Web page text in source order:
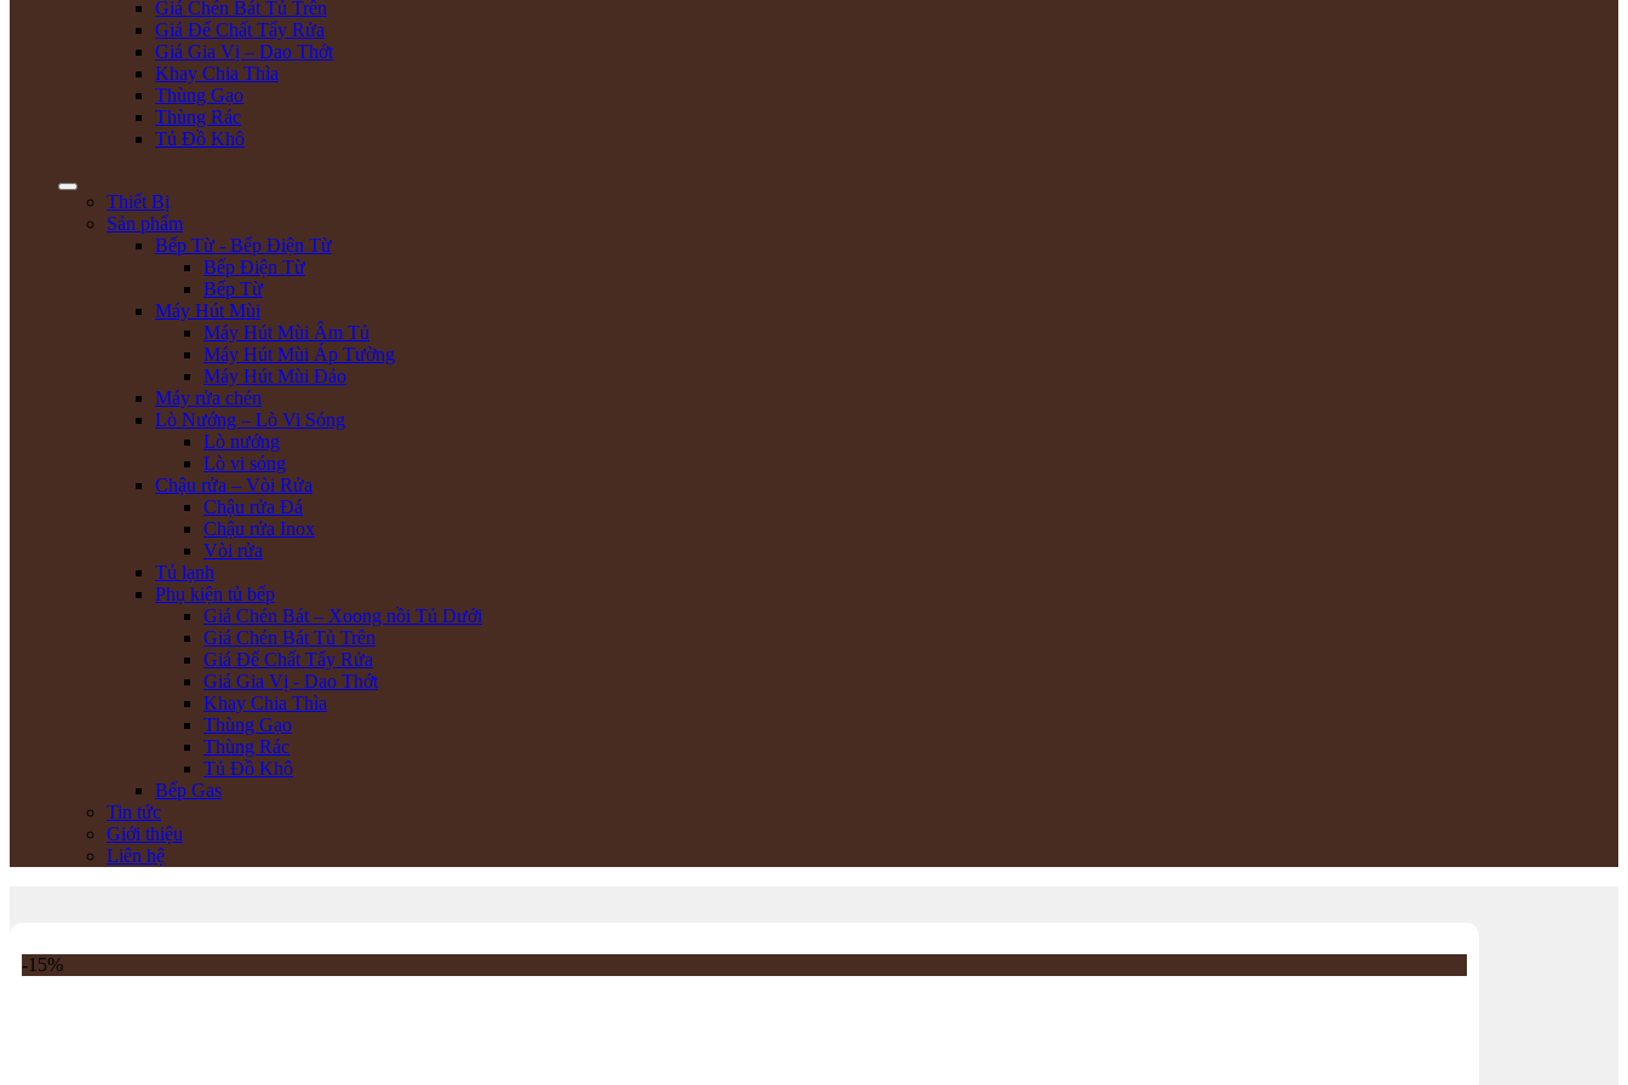
Giá Chén Bát Tủ Trên
Giá Để Chất Tẩy Rửa
Giá Gia Vị – Dao Thớt
Khay Chia Thìa
Thùng Gạo
Thùng Rác
Tủ Đồ Khô
Thiết Bị
Sản phẩm
Bếp Từ - Bếp Điện Từ
Bếp Điện Từ
Bếp Từ
Máy Hút Mùi
Máy Hút Mùi Âm Tủ
Máy Hút Mùi Áp Tường
Máy Hút Mùi Đảo
Máy rửa chén
Lò Nướng – Lò Vi Sóng
Lò nướng
Lò vi sóng
Chậu rửa – Vòi Rửa
Chậu rửa Đá
Chậu rửa Inox
Vòi rửa
Tủ lạnh
Phụ kiện tủ bếp
Giá Chén Bát – Xoong nồi Tủ Dưới
Giá Chén Bát Tủ Trên
Giá Để Chất Tẩy Rửa
Giá Gia Vị - Dao Thớt
Khay Chia Thìa
Thùng Gạo
Thùng Rác
Tủ Đồ Khô
Bếp Gas
Tin tức
Giới thiệu
Liên hệ
-15%